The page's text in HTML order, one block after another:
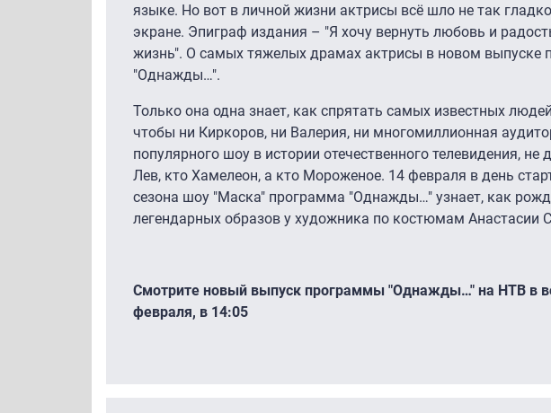
языке. Но вот в личной жизни актрисы всё шло не так
экране. Эпиграф издания – "Я хочу вернуть любовь и
жизнь". О самых тяжелых драмах актрисы в новом выпуске
"Однажды…".
Только она одна знает, как спрятать самых известных
чтобы ни Киркоров, ни Валерия, ни многомиллионная
популярного шоу в истории отечественного телевидения, не
Лев, кто Хамелеон, а кто Мороженое. 14 февраля в день
сезона шоу "Маска" программа "Однажды…" узнает, как
легендарных образов у художника по костюмам Анастасии
Смотрите новый выпуск программы "Однажды…" на НТВ в
февраля, в 14:05